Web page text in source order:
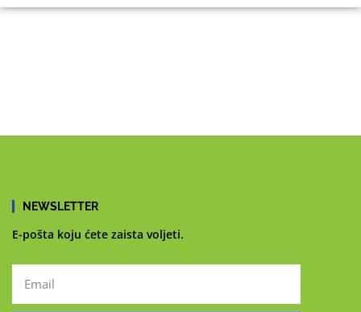
NEWSLETTER
E-pošta koju ćete zaista voljeti.